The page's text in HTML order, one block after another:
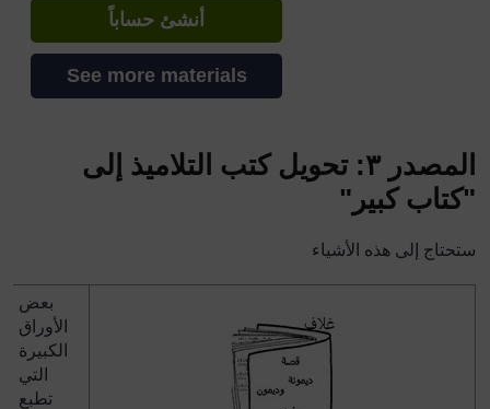
أنشئ حساباً
See more materials
المصدر ٣: تحويل كتب التلاميذ إلى
"كتاب كبير"
ستحتاج إلى هذه الأشياء
بعض
الأوراق
الكبيرة
التي
تطبع